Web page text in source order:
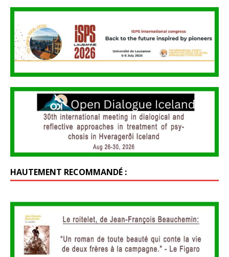
HAUTEMENT RECOMMANDÉ :